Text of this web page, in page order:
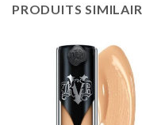
PRODUITS